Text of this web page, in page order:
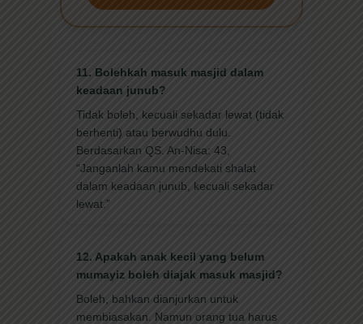
11. Bolehkah masuk masjid dalam
keadaan junub?
Tidak boleh, kecuali sekadar lewat (tidak
berhenti) atau berwudhu dulu.
Berdasarkan QS. An-Nisa: 43,
“Janganlah kamu mendekati shalat
dalam keadaan junub, kecuali sekadar
lewat.”
12. Apakah anak kecil yang belum
mumayiz boleh diajak masuk masjid?
Boleh, bahkan dianjurkan untuk
membiasakan. Namun orang tua harus